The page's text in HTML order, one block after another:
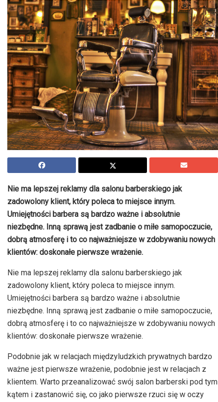
Nie ma lepszej reklamy dla salonu barberskiego jak
zadowolony klient, który poleca to miejsce innym.
Umiejętności barbera są bardzo ważne i absolutnie
niezbędne. Inną sprawą jest zadbanie o miłe samopoczucie,
dobrą atmosferę i to co najważniejsze w zdobywaniu nowych
klientów: doskonałe pierwsze wrażenie.
Nie ma lepszej reklamy dla salonu barberskiego jak
zadowolony klient, który poleca to miejsce innym.
Umiejętności barbera są bardzo ważne i absolutnie
niezbędne. Inną sprawą jest zadbanie o miłe samopoczucie,
dobrą atmosferę i to co najważniejsze w zdobywaniu nowych
klientów: doskonałe pierwsze wrażenie.
Podobnie jak w relacjach międzyludzkich prywatnych bardzo
ważne jest pierwsze wrażenie, podobnie jest w relacjach z
klientem. Warto przeanalizować swój salon barberski pod tym
kątem i zastanowić się, co jako pierwsze rzuci się w oczy